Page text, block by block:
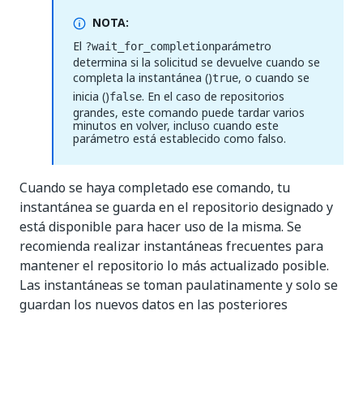
NOTA:
El ?wait_for_completionparámetro
determina si la solicitud se devuelve cuando se
completa la instantánea ()true, o cuando se
inicia ()false. En el caso de repositorios
grandes, este comando puede tardar varios
minutos en volver, incluso cuando este
parámetro está establecido como falso.
Cuando se haya completado ese comando, tu
instantánea se guarda en el repositorio designado y
está disponible para hacer uso de la misma. Se
recomienda realizar instantáneas frecuentes para
mantener el repositorio lo más actualizado posible.
Las instantáneas se toman paulatinamente y solo se
guardan los nuevos datos en las posteriores